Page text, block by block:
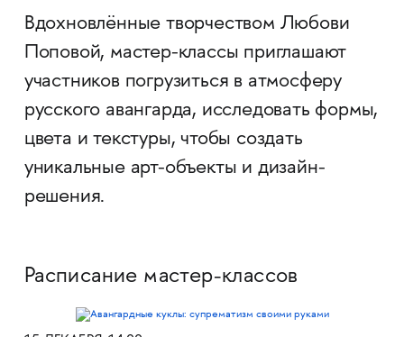
Вдохновлённые творчеством Любови
Поповой, мастер-классы приглашают
участников погрузиться в атмосферу
русского авангарда, исследовать формы,
цвета и текстуры, чтобы создать
уникальные арт-объекты и дизайн-
решения.
Расписание мастер-классов